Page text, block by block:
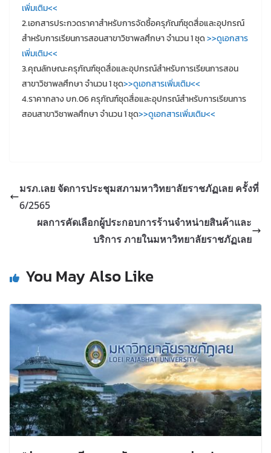
เพิ่มเติม<<
2.เอกสารประกวดราคาสำหรับการจัดซื้อครุภัณฑ์ชุดสื่อและอุปกรณ์
สำหรับการเรียนการสอนสาขาวิชาพลศึกษา จำนวน 1 ชุด>>ดูเอกสาร
เพิ่มเติม<<
3.คุณลักษณะครุภัณฑ์ชุดสื่อและอุปกรณ์สำหรับการเรียนการสอน
สาขาวิชาพลศึกษา จำนวน 1 ชุด>>ดูเอกสารเพิ่มเติม<<
4.ราคากลาง บก.06 ครุภัณฑ์ชุดสื่อและอุปกรณ์สำหรับการเรียนการ
สอนสาขาวิชาพลศึกษา จำนวน 1 ชุด>>ดูเอกสารเพิ่มเติม<<
มรภ.เลย จัดการประชุมสภามหาวิทยาลัยราชภัฏเลย ครั้งที่
6/2565
ผลการคัดเลือกผู้ประกอบการร้านจำหน่ายสินค้าและ
บริการ ภายในมหาวิทยาลัยราชภัฏเลย
You May Also Like